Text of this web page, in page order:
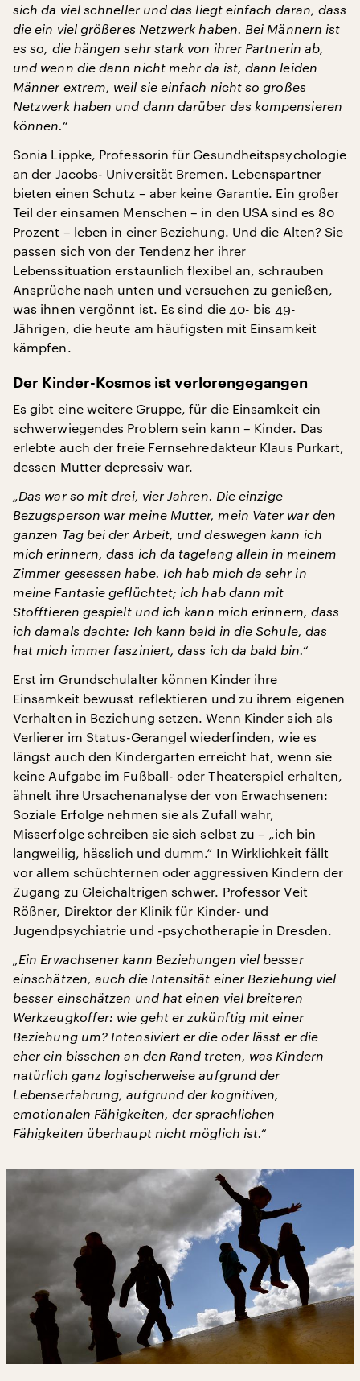
sich da viel schneller und das liegt einfach daran, dass
die ein viel größeres Netzwerk haben. Bei Männern ist
es so, die hängen sehr stark von ihrer Partnerin ab,
und wenn die dann nicht mehr da ist, dann leiden
Männer extrem, weil sie einfach nicht so großes
Netzwerk haben und dann darüber das kompensieren
können.“
Sonia Lippke, Professorin für Gesundheitspsychologie
an der Jacobs- Universität Bremen. Lebenspartner
bieten einen Schutz – aber keine Garantie. Ein großer
Teil der einsamen Menschen – in den USA sind es 80
Prozent – leben in einer Beziehung. Und die Alten? Sie
passen sich von der Tendenz her ihrer
Lebenssituation erstaunlich flexibel an, schrauben
Ansprüche nach unten und versuchen zu genießen,
was ihnen vergönnt ist. Es sind die 40- bis 49-
Jährigen, die heute am häufigsten mit Einsamkeit
kämpfen.
Der Kinder-Kosmos ist verlorengegangen
Es gibt eine weitere Gruppe, für die Einsamkeit ein
schwerwiegendes Problem sein kann – Kinder. Das
erlebte auch der freie Fernsehredakteur Klaus Purkart,
dessen Mutter depressiv war.
„Das war so mit drei, vier Jahren. Die einzige
Bezugsperson war meine Mutter, mein Vater war den
ganzen Tag bei der Arbeit, und deswegen kann ich
mich erinnern, dass ich da tagelang allein in meinem
Zimmer gesessen habe. Ich hab mich da sehr in
meine Fantasie geflüchtet; ich hab dann mit
Stofftieren gespielt und ich kann mich erinnern, dass
ich damals dachte: Ich kann bald in die Schule, das
hat mich immer fasziniert, dass ich da bald bin.“
Erst im Grundschulalter können Kinder ihre
Einsamkeit bewusst reflektieren und zu ihrem eigenen
Verhalten in Beziehung setzen. Wenn Kinder sich als
Verlierer im Status-Gerangel wiederfinden, wie es
längst auch den Kindergarten erreicht hat, wenn sie
keine Aufgabe im Fußball- oder Theaterspiel erhalten,
ähnelt ihre Ursachenanalyse der von Erwachsenen:
Soziale Erfolge nehmen sie als Zufall wahr,
Misserfolge schreiben sie sich selbst zu – „ich bin
langweilig, hässlich und dumm.“ In Wirklichkeit fällt
vor allem schüchternen oder aggressiven Kindern der
Zugang zu Gleichaltrigen schwer. Professor Veit
Rößner, Direktor der Klinik für Kinder- und
Jugendpsychiatrie und -psychotherapie in Dresden.
„Ein Erwachsener kann Beziehungen viel besser
einschätzen, auch die Intensität einer Beziehung viel
besser einschätzen und hat einen viel breiteren
Werkzeugkoffer: wie geht er zukünftig mit einer
Beziehung um? Intensiviert er die oder lässt er die
eher ein bisschen an den Rand treten, was Kindern
natürlich ganz logischerweise aufgrund der
Lebenserfahrung, aufgrund der kognitiven,
emotionalen Fähigkeiten, der sprachlichen
Fähigkeiten überhaupt nicht möglich ist.“